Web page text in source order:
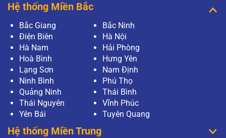
Hệ thống Miền Bắc
Bắc Giang
Bắc Ninh
Điện Biên
Hà Nội
Hà Nam
Hải Phòng
Hoà Bình
Hưng Yên
Lạng Sơn
Nam Định
Ninh Bình
Phú Thọ
Quảng Ninh
Thái Bình
Thái Nguyên
Vĩnh Phúc
Yên Bái
Tuyên Quang
Hệ thống Miền Trung